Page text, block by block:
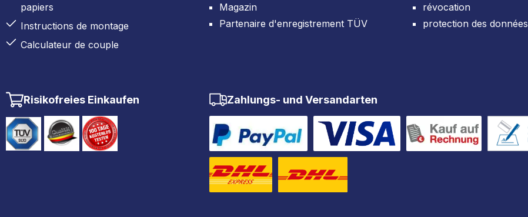
papiers
Instructions de montage
Calculateur de couple
Magazin
Partenaire d'enregistrement TÜV
révocation
protection des données
Risikofreies Einkaufen Zahlungs- und Versandarten